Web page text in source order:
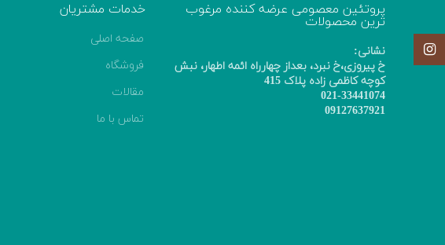
پروتئین معصومی عرضه کننده مرغوب
ترین محصولات
نشانی:
خ پیروزی،خ نبرد، بعداز چهارراه ائمه اطهار، نبش
کوچه کاظمی زاده پلاک 415
021-33441074
09127637921
خدمات مشتریان
صفحه اصلی
فروشگاه
مقالات
تماس با ما
اینستاگرام